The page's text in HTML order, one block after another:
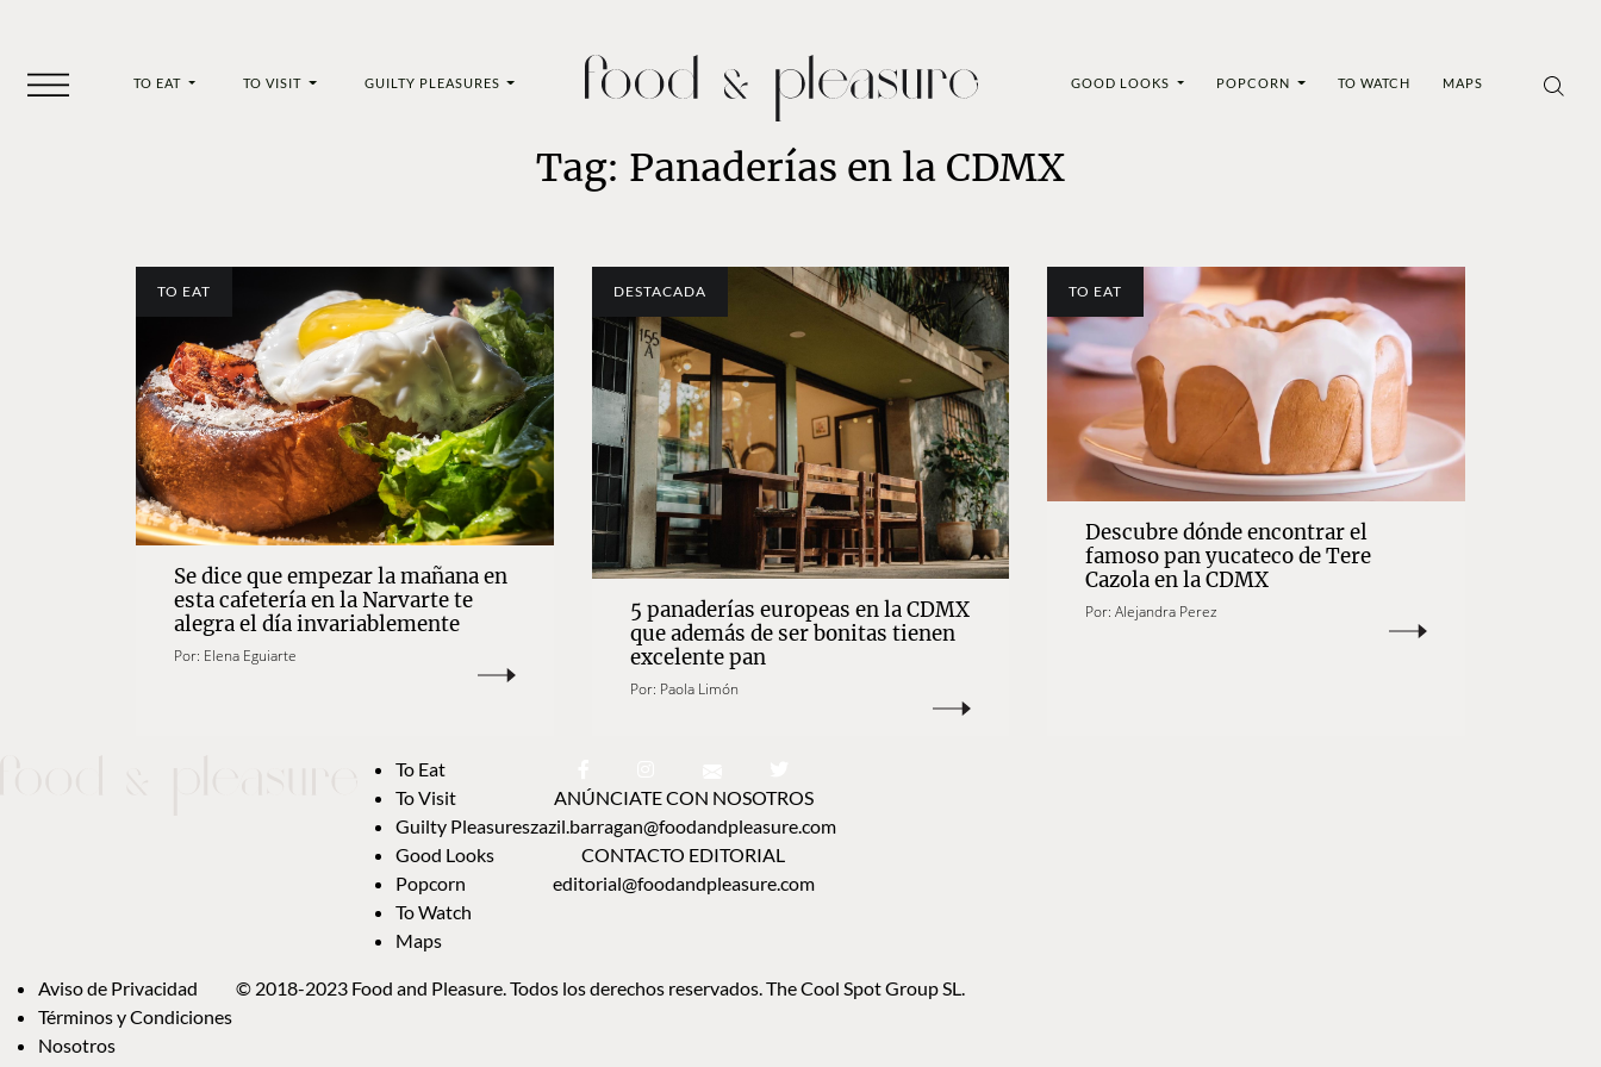
TO EAT TO VISIT GUILTY PLEASURES GOOD LOOKS POPCORN TO WATCH MAPS
Tag: Panaderías en la CDMX
TO EAT
Se dice que empezar la mañana en
esta cafetería en la Narvarte te
alegra el día invariablemente
Por: Elena Eguiarte
DESTACADA
5 panaderías europeas en la CDMX
que además de ser bonitas tienen
excelente pan
Por: Paola Limón
TO EAT
Descubre dónde encontrar el
famoso pan yucateco de Tere
Cazola en la CDMX
Por:Alejandra Perez
To Eat
To Visit
Guilty Pleasures
Good Looks
Popcorn
To Watch
Maps
ANÚNCIATE CON NOSOTROS
zazil.barragan@foodandpleasure.com
CONTACTO EDITORIAL
editorial@foodandpleasure.com
Aviso de Privacidad
Términos y Condiciones
Nosotros
© 2018-2023 Food and Pleasure. Todos los derechos reservados. The Cool Spot Group SL.